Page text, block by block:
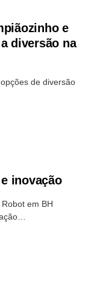
e
diversão na
de diversão
inovação
em BH